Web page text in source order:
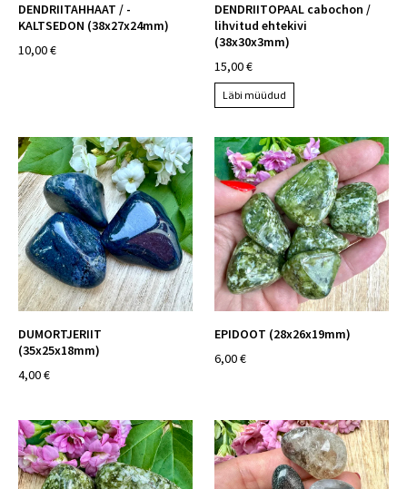
DENDRIITAHHAAT / -
KALTSEDON (38x27x24mm)
10,00 €
DENDRIITOPAAL cabochon /
lihvitud ehtekivi
(38x30x3mm)
15,00 €
Läbi müüdud
DUMORTJERIIT
(35x25x18mm)
4,00 €
EPIDOOT (28x26x19mm)
6,00 €